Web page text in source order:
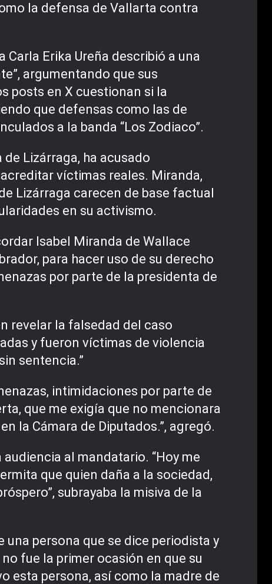
la defensa de Vallarta contra
Erika Ureña describió a una
argumentando que sus
posts en X cuestionan si la
que defensas como las de
a la banda “Los Zodiaco”.
Lizárraga, ha acusado
víctimas reales. Miranda,
Lizárraga carecen de base factual
en su activismo.
Isabel Miranda de Wallace
para hacer uso de su derecho
por parte de la presidenta de
revelar la falsedad del caso
y fueron víctimas de violencia
sentencia.”
intimidaciones por parte de
que me exigía que no mencionara
la Cámara de Diputados.”, agregó.
al mandatario. “Hoy me
que quien daña a la sociedad,
subrayaba la misiva de la
persona que se dice periodista y
fue la primer ocasión en que su
esta persona, así como la madre de